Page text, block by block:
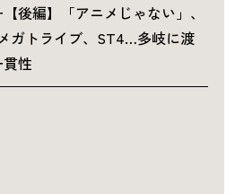
後編】「アニメじゃない」、
ガトライブ、ST4…多岐に渡
性